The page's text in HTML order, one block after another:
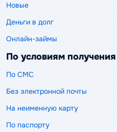
Новые
Деньги в долг
Онлайн-займы
По условиям получения
По СМС
Без электронной почты
На неименную карту
По паспорту